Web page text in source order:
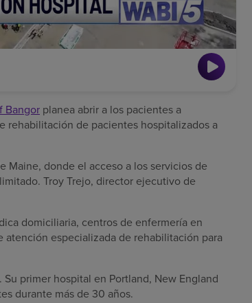
Bangor planea abrir a los pacientes a
rehabilitación de pacientes hospitalizados a
Maine, donde el acceso a los servicios de
Troy Trejo, director ejecutivo de
domiciliaria, centros de enfermería en
atención especializada de rehabilitación para
primer hospital en Portland, New England
durante más de 30 años.